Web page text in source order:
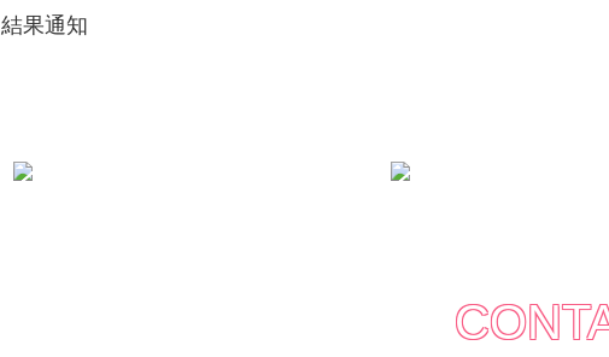
結果通知